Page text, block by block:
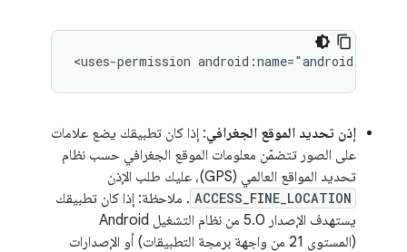
<uses-permission
إذن تحديد الموقع الجغرافي: إذا كان تطبيقك يضع علامات
على الصور تتضمّن معلومات الموقع الجغرافي حسب نظام
تحديد المواقع العالمي (GPS)، عليك طلب الإذن
ACCESS_FINE_LOCATION . ملاحظة: إذا كان تطبيقك
يستهدف الإصدار 5.0 من نظام التشغيل Android
(المستوى 21 من واجهة برمجة التطبيقات) أو الإصدارات